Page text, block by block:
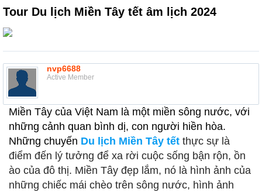
Tour Du lịch Miền Tây tết âm lịch 2024
nvp6688
Active Member
Miền Tây của Việt Nam là một miền sông nước, với
những cảnh quan bình dị, con người hiền hòa.
Những chuyến Du lịch Miền Tây tết thực sự là
điểm đến lý tưởng để xa rời cuộc sống bận rộn, ồn
ào của đô thị. Miền Tây đẹp lắm, nó là hình ảnh của
những chiếc mái chèo trên sông nước, hình ảnh